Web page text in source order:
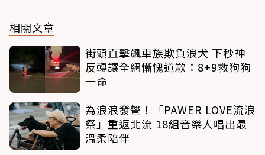
相關文章
街頭直擊飆車族欺負浪犬 下秒神
反轉讓全網慚愧道歉：8+9救狗狗
一命
為浪浪發聲！「PAWER LOVE流浪
祭」重返北流 18組音樂人唱出最
溫柔陪伴